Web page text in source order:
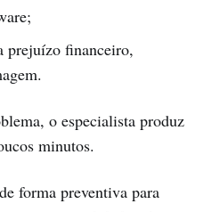
prejuízo financeiro,
o especialista produz
minutos.
forma preventiva para